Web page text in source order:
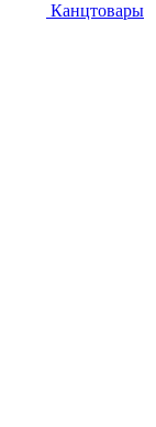
Канцтовары